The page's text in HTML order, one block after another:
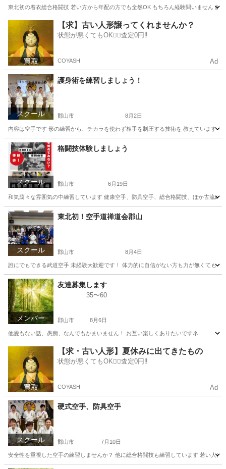
東北初の着衣総合格闘技 若い方から年配の方でも全然OK もちろん経験問いません
安積永盛駅 空手/他格闘技 格闘技
【求】古い人形譲ってくれませんか？
状態が悪くてもOK🙆‍♀️査定0円‼️
COYASH Ad
スクール
護身術を練習しましょう！
郡山市 8月2日
内容は空手です 形の練習から、チカラを使わず相手を制圧する技術を 教えています
福島 郡山市 空手/他格闘技 護身術
スクール
格闘技体験しましょう
郡山市 6月19日
和気藹々な雰囲気の中練習しています 健康空手、防具空手、総合格闘技、ほか古流
福島 郡山市 空手/他格闘技 格闘技
スクール
東北初！空手道禅道会郡山
郡山市 8月4日
誰にでもできる武道空手 未経験大歓迎です！ 体力的に自信がない方も力が無くても
福島 郡山市 空手/他格闘技
メンバー
友達募集します
35〜60
郡山市 8月6日
他愛もない話、愚痴、なんでもかまいません！ お互い楽しくありたいですネ
チャット 愚痴
【求・古い人形】夏休みに出てきたもの
状態が悪くてもOK🙆‍♀️査定0円‼️
COYASH Ad
スクール
硬式空手、防具空手
郡山市 7月10日
安全性を重視した空手の練習しませんか？ 他に総合格闘技も練習しています 若い人